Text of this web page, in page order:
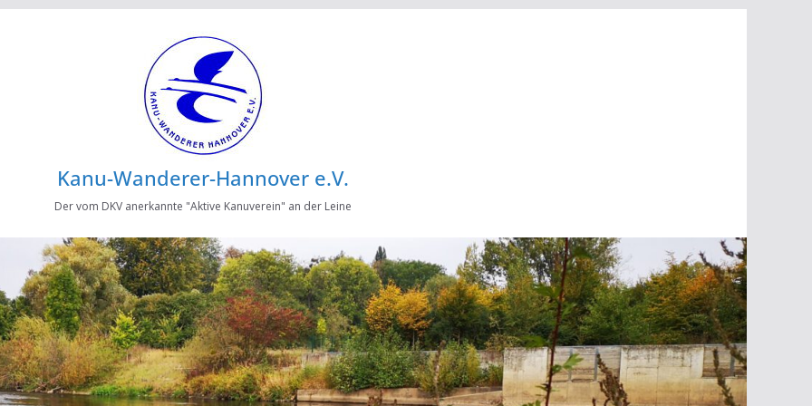
Kanu-Wanderer-Hannover e.V.
Der vom DKV anerkannte "Aktive Kanuverein" an der Leine